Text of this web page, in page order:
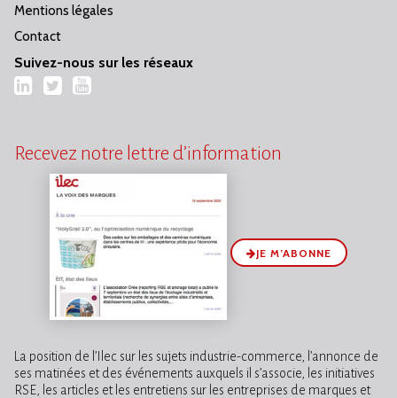
Mentions légales
Contact
Suivez-nous sur les réseaux
LinkedIn
TwitterYouTube
Recevez notre lettre d’information
JE M’ABONNE
La position de l’Ilec sur les sujets industrie-commerce, l’annonce de
ses matinées et des événements auxquels il s’associe, les initiatives
RSE, les articles et les entretiens sur les entreprises de marques et